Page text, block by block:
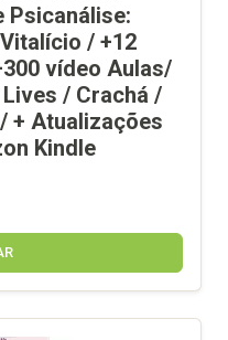
Psicanálise:
/ +12
vídeo Aulas/
/ Crachá /
+ Atualizações
Kindle